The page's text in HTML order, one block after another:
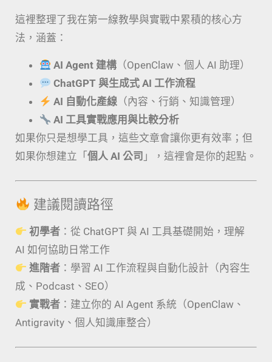
這裡整理了我在第一線教學與實戰中累積的核心方
法，涵蓋：
AI Agent 建構 （OpenClaw、個人 AI 助理）
ChatGPT 與生成式 AI 工作流程
AI 自動化產線 （內容、行銷、知識管理）
AI 工具實戰應用與比較分析
如果你只是想學工具，這些文章會讓你更有效率；但
如果你想建立「 個人 AI 公司 」，這裡會是你的起點。
建議閱讀路徑
初學者 ：從 ChatGPT 與 AI 工具基礎開始，理解
AI 如何協助日常工作
進階者 ：學習 AI 工作流程與自動化設計（內容生
成、Podcast、SEO）
實戰者 ：建立你的 AI Agent 系統（OpenClaw、
Antigravity、個人知識庫整合）